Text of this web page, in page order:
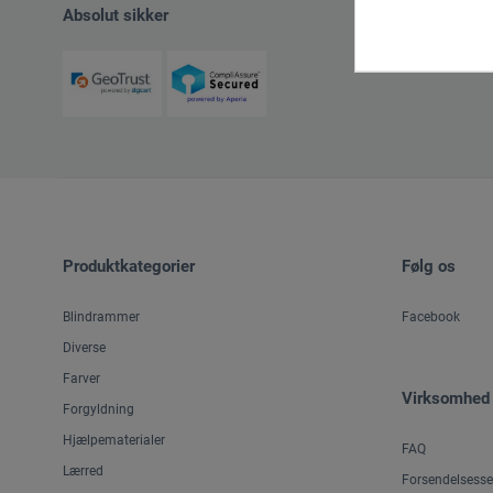
Absolut sikker
Produktkategorier
Blindrammer
Diverse
Farver
Forgyldning
Hjælpematerialer
Lærred
Følg os
Facebook
Virksomhed
FAQ